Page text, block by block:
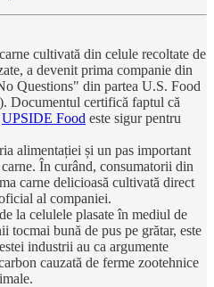
cultivată din celule recoltate de
a devenit prima companie din
Questions" din partea U.S. Food
Documentul certifică faptul că
UPSIDE Food este sigur pentru
alimentației și un pas important
În curând, consumatorii din
carne delicioasă cultivată direct
al companiei.
la celulele plasate în mediul de
tocmai bună de pus pe grătar, este
industrii au ca argumente
cauzată de ferme zootehnice